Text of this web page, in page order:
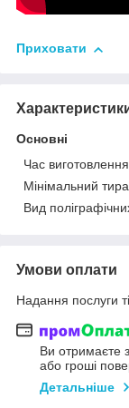
Приховати
Основні
Час виготовлення
Мінімальний
Вид
Умови оплати
Надання послуги
Ви отримаєте
або гроші
Детальніше